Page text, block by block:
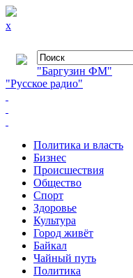
x
"Баргузин ФМ"
"Русское радио"
Политика и власть
Бизнес
Происшествия
Общество
Cпорт
Здоровье
Культура
Город живёт
Байкал
Чайный путь
Политика